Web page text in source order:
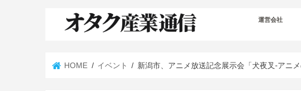
運営会社
HOME イベント 新潟市、アニメ放送記念展示会「犬夜叉-アニ